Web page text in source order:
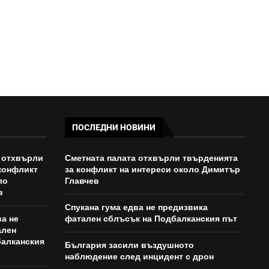
отхвърли
не
ПОСЛЕДНИ НОВИНИ
Сметната палата отхвърли твърденията
за конфликт на интереси около Димитър
Главчев
Спукана гума едва не предизвика
фатален сблъсък на Подбалканския път
България засили въздушното
наблюдение след инцидент с дрон